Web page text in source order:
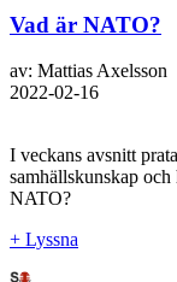
Vad är NATO?
av: Mattias Axelsson
2022-02-16
I veckans avsnitt
samhällskunskap
NATO?
+ Lyssna